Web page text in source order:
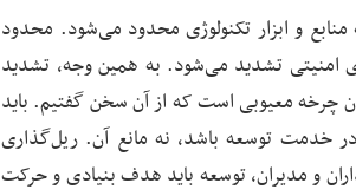
منابع و ابزار تکنولوژی محدود می‌شود. محدود
امنیتی تشدید می‌شود. به همین وجه، تشدید
چرخه معیوبی است که از آن سخن گفتیم. باید
خدمت توسعه باشد، نه مانع آن. ریل‌گذاری
و مدیران، توسعه باید هدف بنیادی و حرکت